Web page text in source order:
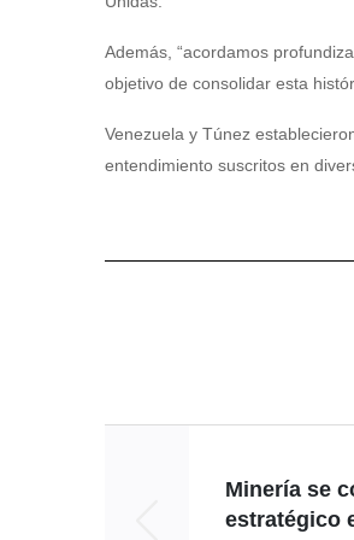
Además, “acordamos
objetivo de consolidar esta
Venezuela y Túnez
entendimiento suscritos en
Minería se
estratégico